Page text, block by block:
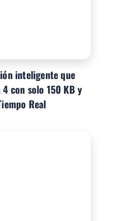
inteligente que
4 con solo 150 KB y
Real